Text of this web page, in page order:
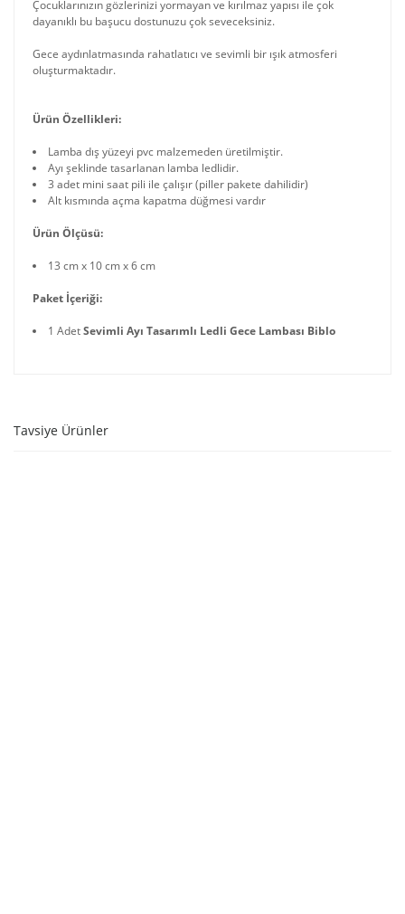
Çocuklarınızın gözlerinizi yormayan ve kırılmaz yapısı ile çok
dayanıklı bu başucu dostunuzu çok seveceksiniz.
Gece aydınlatmasında rahatlatıcı ve sevimli bir ışık atmosferi
oluşturmaktadır.
Ürün Özellikleri:
Lamba dış yüzeyi pvc malzemeden üretilmiştir.
Ayı şeklinde tasarlanan lamba ledlidir.
3 adet mini saat pili ile çalışır (piller pakete dahilidir)
Alt kısmında açma kapatma düğmesi vardır
Ürün Ölçüsü:
13 cm x 10 cm x 6 cm
Paket İçeriği:
1 AdetSevimli Ayı Tasarımlı Ledli Gece Lambası Biblo
Tavsiye Ürünler